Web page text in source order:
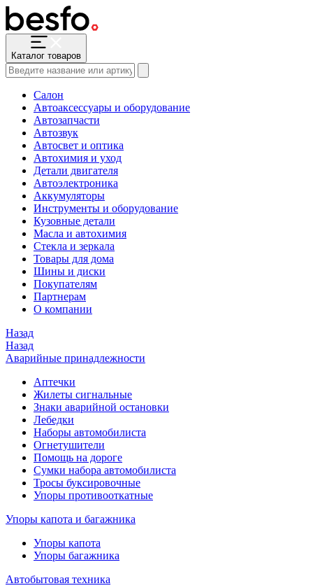
Каталог товаров
Салон
Автоаксессуары и оборудование
Автозапчасти
Автозвук
Автосвет и оптика
Автохимия и уход
Детали двигателя
Автоэлектроника
Аккумуляторы
Инструменты и оборудование
Кузовные детали
Масла и автохимия
Стекла и зеркала
Товары для дома
Шины и диски
Покупателям
Партнерам
О компании
Назад
Назад
Аварийные принадлежности
Аптечки
Жилеты сигнальные
Знаки аварийной остановки
Лебедки
Наборы автомобилиста
Огнетушители
Помощь на дороге
Сумки набора автомобилиста
Тросы буксировочные
Упоры противооткатные
Упоры капота и багажника
Упоры капота
Упоры багажника
Автобытовая техника